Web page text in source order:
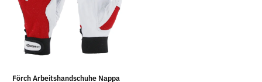
Förch Arbeitshandschuhe Nappa